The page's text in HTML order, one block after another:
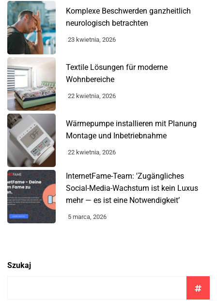
Komplexe Beschwerden ganzheitlich
neurologisch betrachten
23 kwietnia, 2026
Textile Lösungen für moderne
Wohnbereiche
22 kwietnia, 2026
Wärmepumpe installieren mit Planung
Montage und Inbetriebnahme
22 kwietnia, 2026
InternetFame-Team: 'Zugängliches
Social-Media-Wachstum ist kein Luxus
mehr — es ist eine Notwendigkeit’
5 marca, 2026
Szukaj